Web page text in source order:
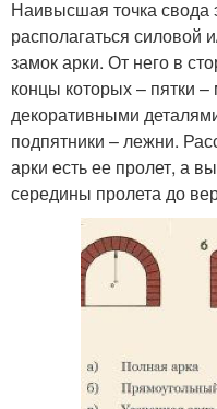
Наивысшая точка свода
располагаться силовой
замок арки. От него в
концы которых – пятки –
декоративными
подпятники – лежни.
арки есть ее пролет, а
середины пролета до